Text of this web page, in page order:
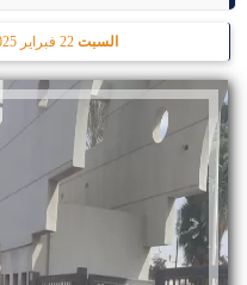
السبت 22 فبراير 2025